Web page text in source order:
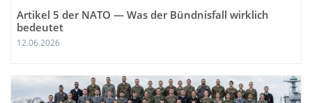
Artikel 5 der NATO — Was der Bündnisfall wirklich
bedeutet
12.06.2026